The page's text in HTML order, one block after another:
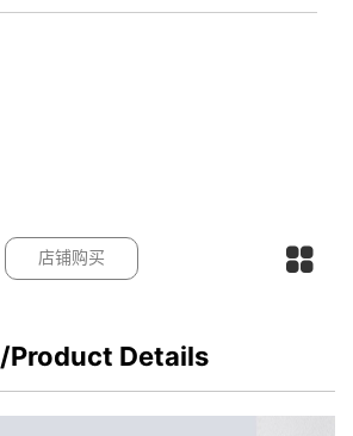
店铺购买
/Product Details